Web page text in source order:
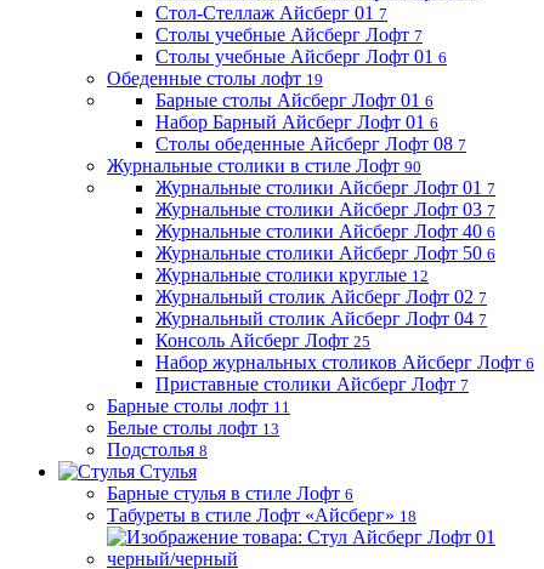
Стол-Стеллаж Айсберг 01 7
Столы учебные Айсберг Лофт 7
Столы учебные Айсберг Лофт 01 6
Обеденные столы лофт 19
Барные столы Айсберг Лофт 01 6
Набор Барный Айсберг Лофт 01 6
Столы обеденные Айсберг Лофт 08 7
Журнальные столики в стиле Лофт 90
Журнальные столики Айсберг Лофт 01 7
Журнальные столики Айсберг Лофт 03 7
Журнальные столики Айсберг Лофт 40 6
Журнальные столики Айсберг Лофт 50 6
Журнальные столики круглые 12
Журнальный столик Айсберг Лофт 02 7
Журнальный столик Айсберг Лофт 04 7
Консоль Айсберг Лофт 25
Набор журнальных столиков Айсберг Лофт 6
Приставные столики Айсберг Лофт 7
Барные столы лофт 11
Белые столы лофт 13
Подстолья 8
Стулья
Барные стулья в стиле Лофт 6
Табуреты в стиле Лофт «Айсберг» 18